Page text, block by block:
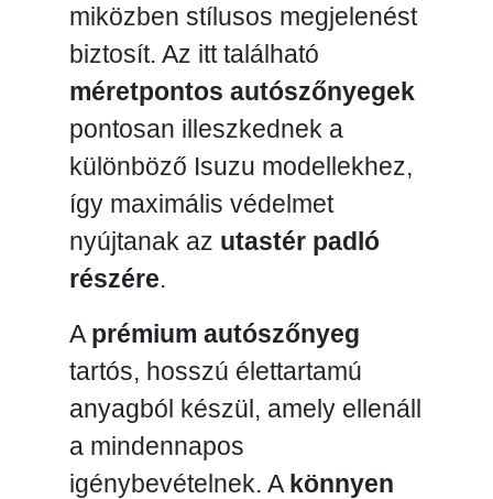
miközben stílusos megjelenést
biztosít. Az itt található
méretpontos autószőnyegek
pontosan illeszkednek a
különböző Isuzu modellekhez,
így maximális védelmet
nyújtanak az utastér padló
részére.
A prémium autószőnyeg
tartós, hosszú élettartamú
anyagból készül, amely ellenáll
a mindennapos
igénybevételnek. A könnyen